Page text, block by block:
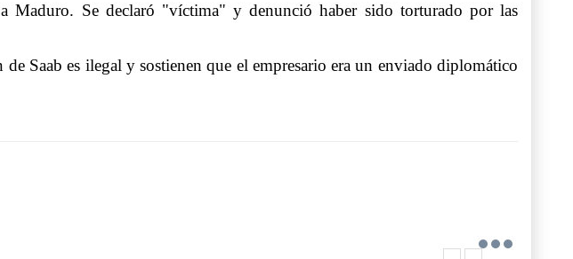
Maduro. Se declaró "víctima" y denunció haber sido torturado por las
Saab es ilegal y sostienen que el empresario era un enviado diplomático